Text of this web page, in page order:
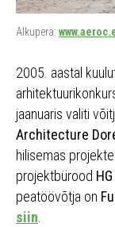
Alkuperä:
2005. aastal
jaanuaris valiti
Architecture
hilisemas
projektbürood
peatöövõtja on
siin